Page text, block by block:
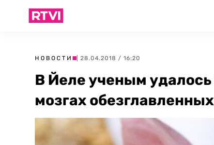
НОВОСТИ | 28.04.2018 / 16:20
В Йеле ученым
мозгах